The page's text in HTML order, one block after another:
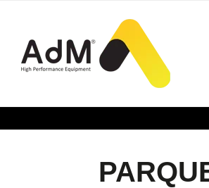
contenido